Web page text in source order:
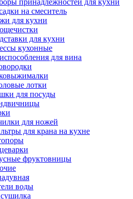
принадлежностей для кухни
на смеситель
для кухни
для кухни
кухонные
для вина
лотки
для посуды
для ножей
для крана на кухне
фруктовницы
воды